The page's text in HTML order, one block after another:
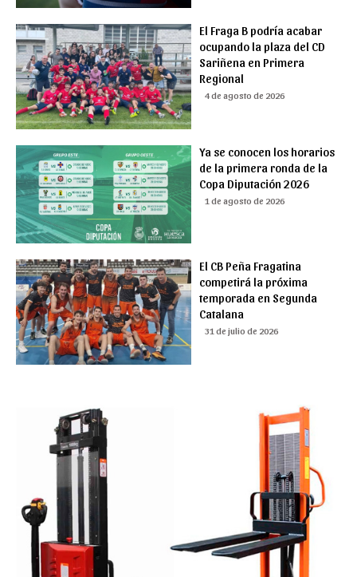
El Fraga B podría acabar
ocupando la plaza del CD
Sariñena en Primera
Regional
4 de agosto de 2026
Ya se conocen los horarios
de la primera ronda de la
Copa Diputación 2026
1 de agosto de 2026
El CB Peña Fragatina
competirá la próxima
temporada en Segunda
Catalana
31 de julio de 2026